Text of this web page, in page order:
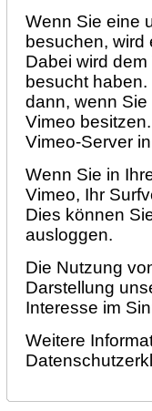
Wenn Sie eine
besuchen, wird
Dabei wird
besucht
dann, wenn
Vimeo
Vimeo-Server
Wenn Sie in
Vimeo, Ihr
Dies können
ausloggen.
Die Nutzung
Darstellung
Interesse im
Weitere